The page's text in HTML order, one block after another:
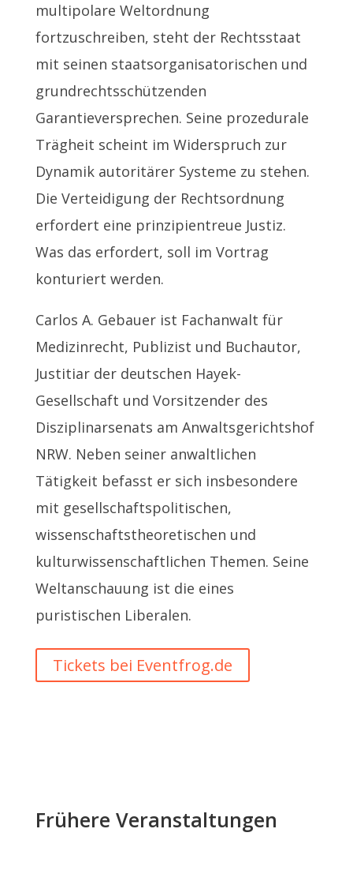
multipolare Weltordnung
fortzuschreiben, steht der Rechtsstaat
mit seinen staatsorganisatorischen und
grundrechtsschützenden
Garantieversprechen. Seine prozedurale
Trägheit scheint im Widerspruch zur
Dynamik autoritärer Systeme zu stehen.
Die Verteidigung der Rechtsordnung
erfordert eine prinzipientreue Justiz.
Was das erfordert, soll im Vortrag
konturiert werden.
Carlos A. Gebauer ist Fachanwalt für
Medizinrecht, Publizist und Buchautor,
Justitiar der deutschen Hayek-
Gesellschaft und Vorsitzender des
Disziplinarsenats am Anwaltsgerichtshof
NRW. Neben seiner anwaltlichen
Tätigkeit befasst er sich insbesondere
mit gesellschaftspolitischen,
wissenschaftstheoretischen und
kulturwissenschaftlichen Themen. Seine
Weltanschauung ist die eines
puristischen Liberalen.
Tickets bei Eventfrog.de
Frühere Veranstaltungen